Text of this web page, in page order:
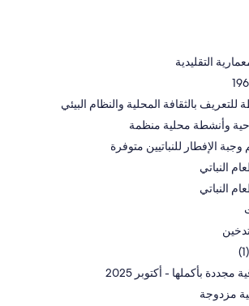
التقليدية
للتعريف بالثقافة المحلية والنظام البيئي
وأنشطة محلية منظمة
الإفطار للنباتيين متوفرة
النباتي
النباتي
مجددة بأكملها - أكتوبر 2025
مزدوجة